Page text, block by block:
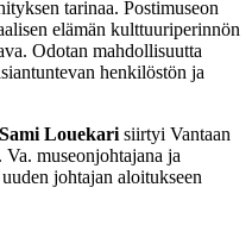
tarinaa. Postimuseon
elämän kulttuuriperinnön
Odotan mahdollisuutta
henkilöstön ja
Sami Louekari siirtyi Vantaan
museonjohtajana ja
johtajan aloitukseen